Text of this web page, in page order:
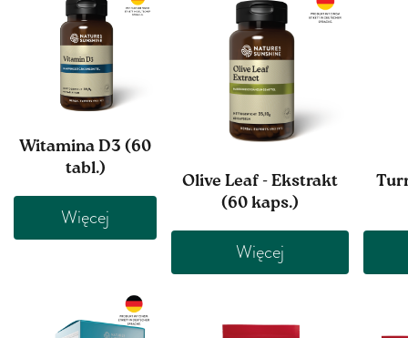
Witamina D3 (60
tabl.)
Więcej
Olive Leaf - Ekstrakt
(60 kaps.)
Więcej